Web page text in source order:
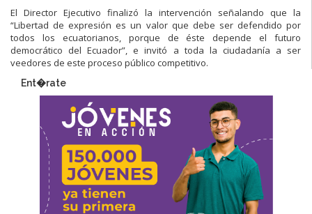
El Director Ejecutivo finalizó la intervención señalando que la
“Libertad de expresión es un valor que debe ser defendido por
todos los ecuatorianos, porque de éste depende el futuro
democrático del Ecuador”, e invitó a toda la ciudadanía a ser
veedores de este proceso público competitivo.
Ent�rate